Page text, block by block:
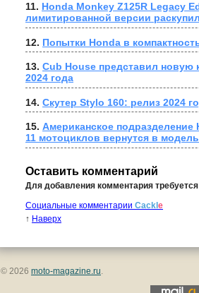
11. Honda Monkey Z125R Legacy
лимитированной версии
12. Попытки Honda в
13. Cub House представил
2024 года
14. Скутер Stylo 160: релиз 2024
15. Американское
11 мотоциклов вернутся в
Оставить комментарий
Для добавления комментария требуется
Социальные комментарии Cackl e
↑ Наверх
© 2026 moto-magazine.ru.